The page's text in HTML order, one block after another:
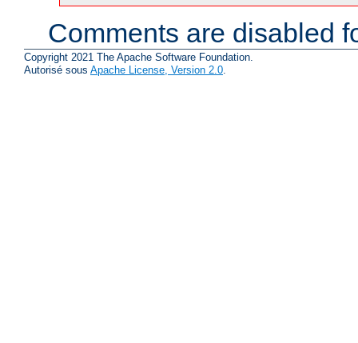
Comments are disabled
Copyright 2021 The Apache Software Foundation.
Autorisé sous Apache License, Version 2.0.